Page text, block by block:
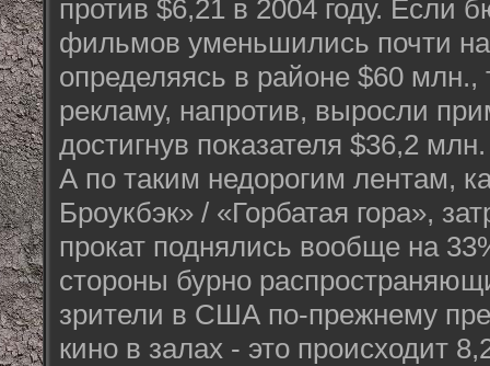
против $6,21 в 2004 году. Если
фильмов уменьшились почти
определяясь в районе $60 млн.,
рекламу, напротив, выросли
достигнув показателя $36,2 млн.
А по таким недорогим лентам,
Броукбэк» / «Горбатая гора»,
прокат поднялись вообще на
стороны бурно
зрители в США по-прежнему
кино в залах - это происходит